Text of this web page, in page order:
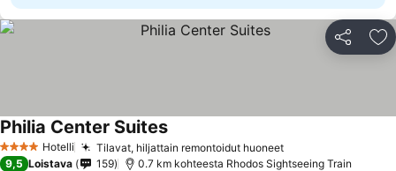
Jaa
4 Tähtiluokitus
Hotelli Tilavat, hiljattain remontoidut huoneetKatso hinnat
Philia Center SuitesKatso hinnat
9,5 Loistava 159 0.7 km kohteesta Rhodos Sightseeing Train